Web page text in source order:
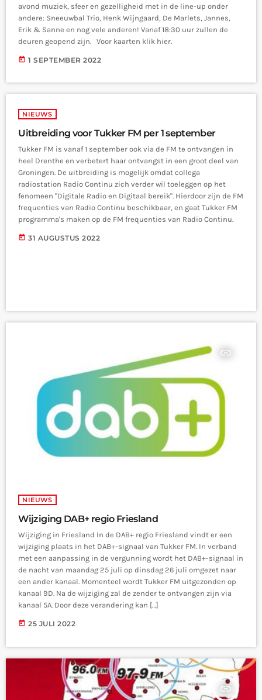
avond muziek, sfeer en gezelligheid met in de line-up onder
andere: Sneeuwbal Trio, Henk Wijngaard, De Marlets, Jannes,
Erik & Sanne en nog vele anderen! Vanaf 18:30 uur zullen de
deuren geopend zijn. Voor kaarten klik hier.
today 1 SEPTEMBER 2022
NIEUWS
Uitbreiding voor Tukker FM per 1 september
Tukker FM is vanaf 1 september ook via de FM te ontvangen in
heel Drenthe en verbetert haar ontvangst in een groot deel van
Groningen. De uitbreiding is mogelijk omdat collega
radiostation Radio Continu zich verder wil toeleggen op het
fenomeen "Digitale Radio en Digitaal bereik". Hierdoor zijn de FM
frequenties van Radio Continu beschikbaar, en gaat Tukker FM
programma's maken op de FM frequenties van Radio Continu.
today 31 AUGUSTUS 2022
insert_link
NIEUWS
Wijziging DAB+ regio Friesland
Wijziging in Friesland In de DAB+ regio Friesland vindt er een
wijziging plaats in het DAB+-signaal van Tukker FM. In verband
met een aanpassing in de vergunning wordt het DAB+-signaal in
de nacht van maandag 25 juli op dinsdag 26 juli omgezet naar
een ander kanaal. Momenteel wordt Tukker FM uitgezonden op
kanaal 9D. Na de wijziging zal de zender te ontvangen zijn via
kanaal 5A. Door deze verandering kan […]
today 25 JULI 2022
insert_link